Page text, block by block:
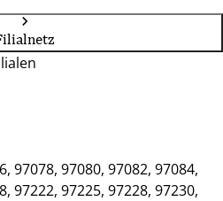
97078, 97080, 97082, 97084,
97222, 97225, 97228, 97230,